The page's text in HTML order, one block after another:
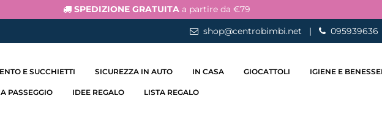
SPEDIZIONE GRATUITA a partire da €79
shop@centrobimbi.net | 095939636
E SUCCHIETTI SICUREZZA IN AUTO IN CASA GIOCATTOLI IGIENE E
A PASSEGGIO IDEE REGALO LISTA REGALO